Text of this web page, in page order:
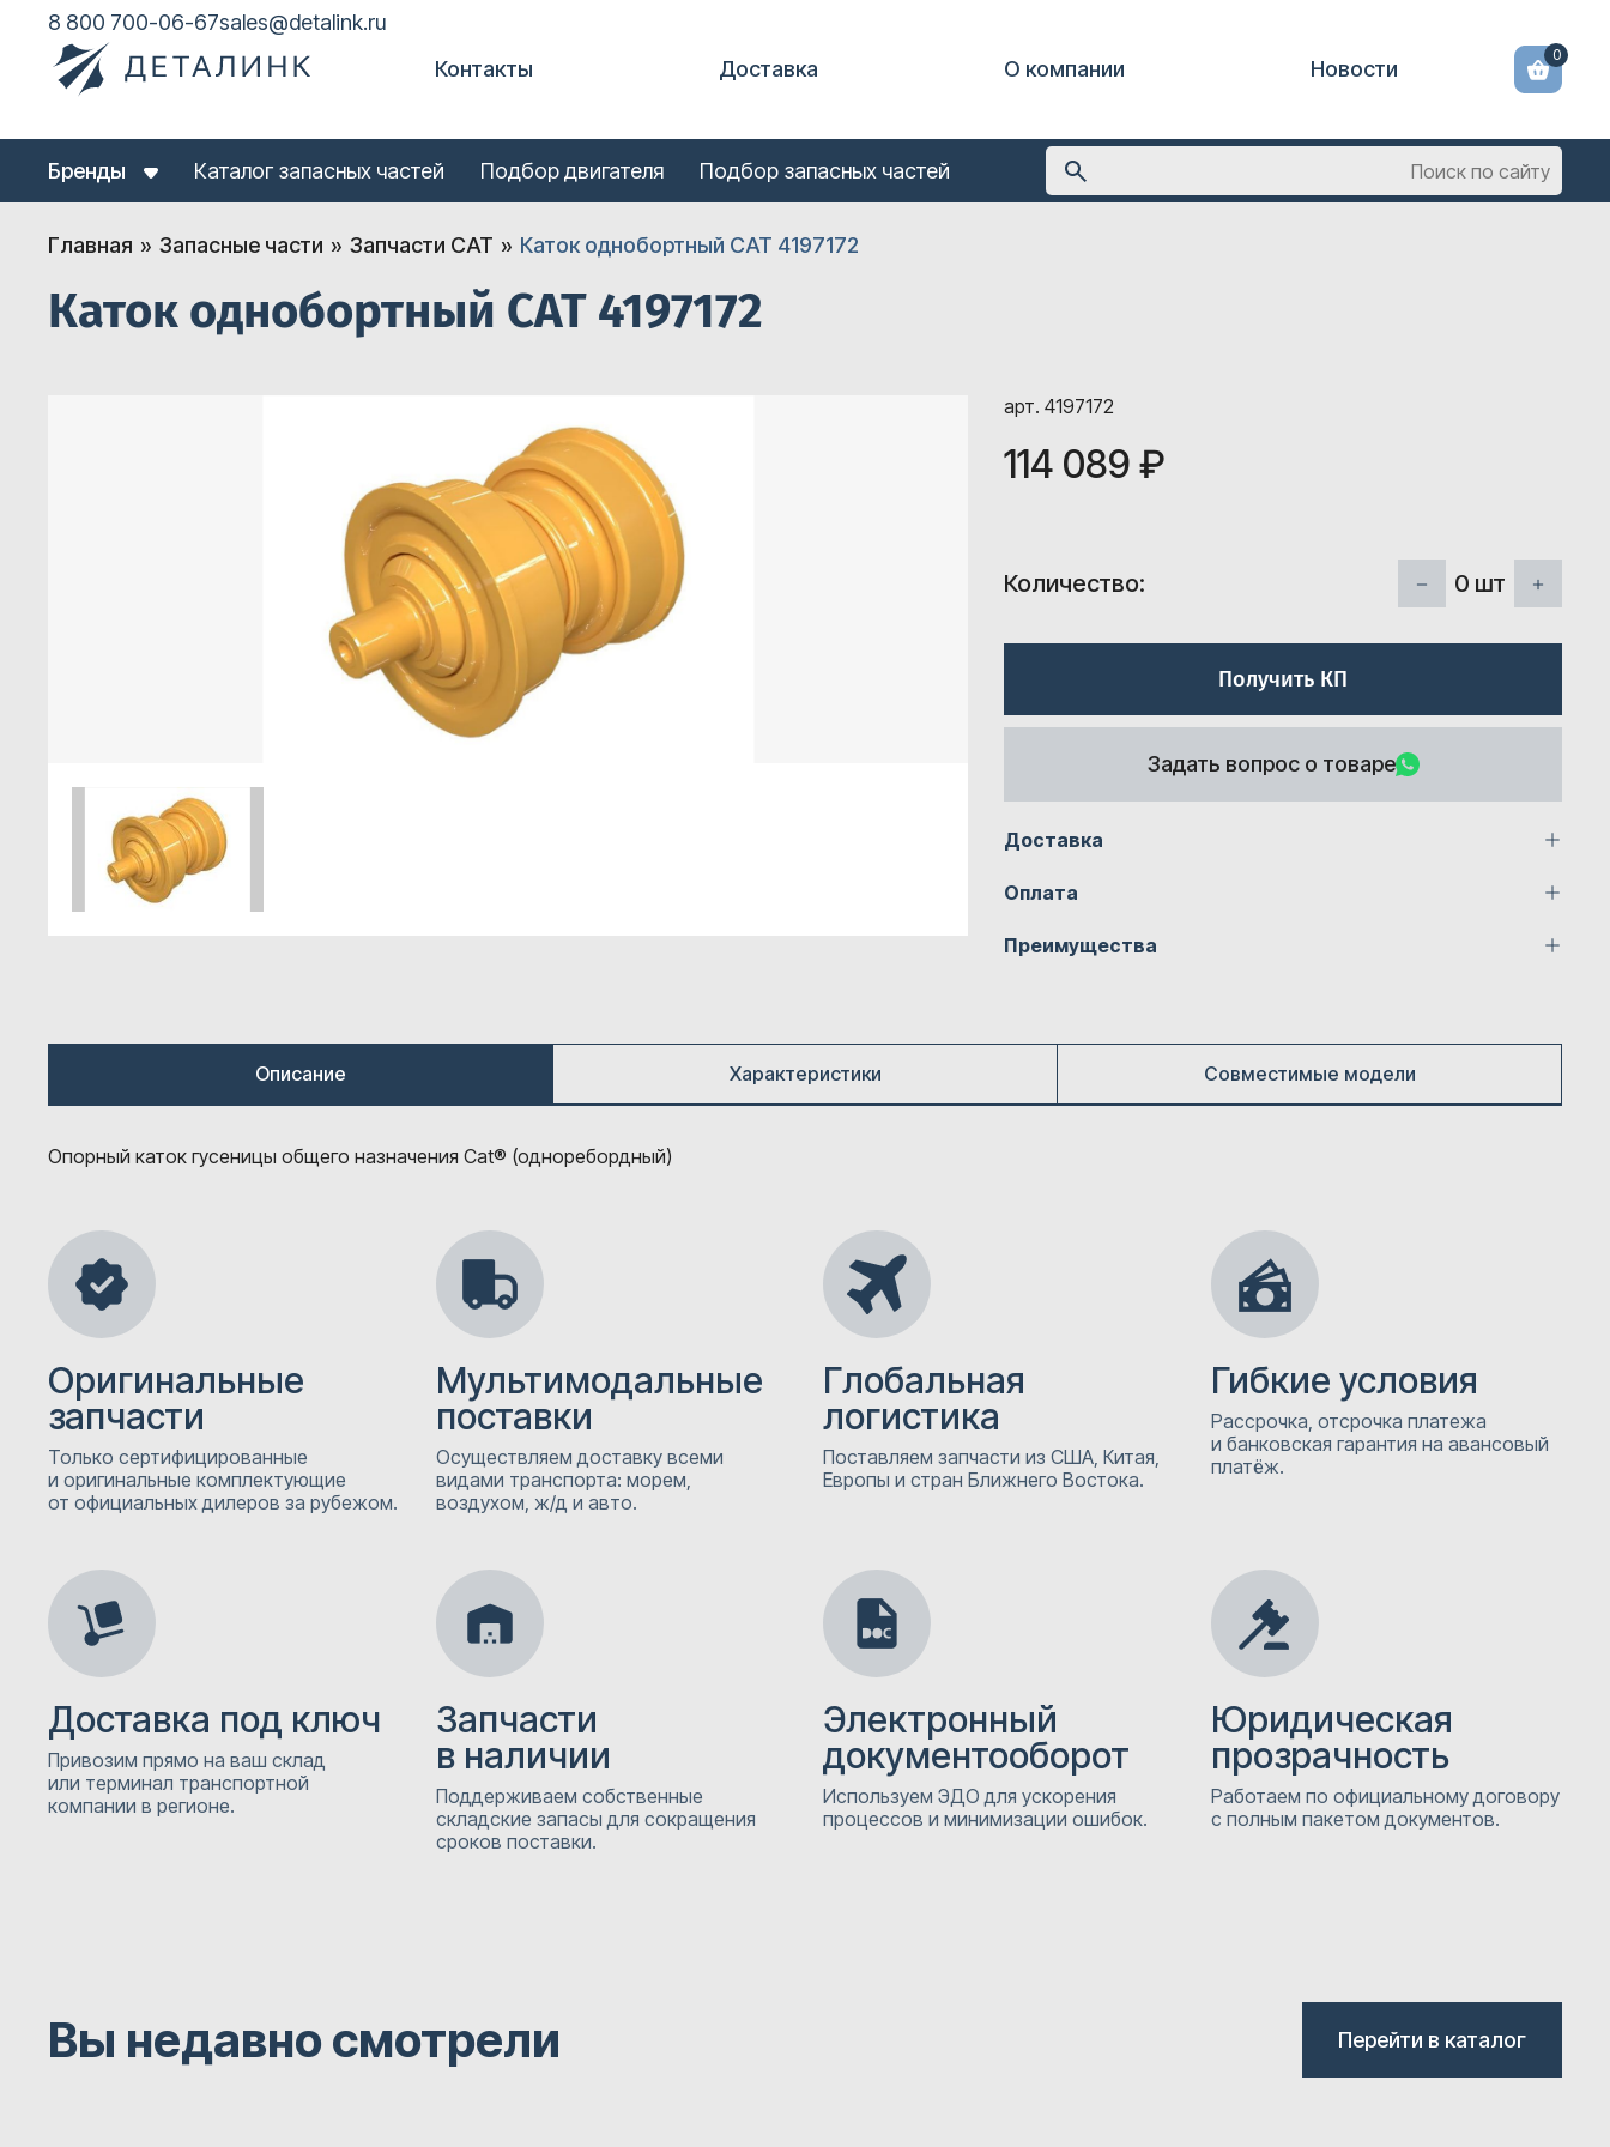
8 800 700-06-67sales@detalink.ru
Контакты
Доставка О компании Новости
0
Бренды Каталог запасных частей Подбор двигателя Подбор запасных частей
Главная Запасные части Запчасти CAT Каток однобортный CAT 4197172
Каток однобортный CAT 4197172
арт. 4197172
114 089 ₽
Количество: 0 шт
Получить КП
Задать вопрос о товаре
Доставка
Оплата
Преимущества
Описание Характеристики Совместимые модели
Опорный каток гусеницы общего назначения Cat® (одноребордный)
Оригинальные
запчасти
Только сертифицированные
и оригинальные комплектующие
от официальных дилеров за рубежом.
Мультимодальные
поставки
Осуществляем доставку всеми
видами транспорта: морем,
воздухом, ж/д и авто.
Глобальная
логистика
Поставляем запчасти из США, Китая,
Европы и стран Ближнего Востока.
Гибкие условия
Рассрочка, отсрочка платежа
и банковская гарантия на авансовый
платёж.
Доставка под ключ
Привозим прямо на ваш склад
или терминал транспортной
компании в регионе.
Запчасти
в наличии
Поддерживаем собственные
складские запасы для сокращения
сроков поставки.
Электронный
документооборот
Используем ЭДО для ускорения
процессов и минимизации ошибок.
Юридическая
прозрачность
Работаем по официальному договору
с полным пакетом документов.
Вы недавно смотрели Перейти в каталог